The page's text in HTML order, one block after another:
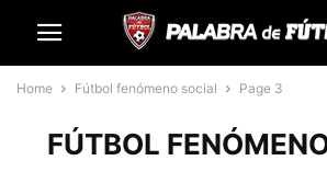
Home Fútbol fenómeno social Page 3
FÚTBOL